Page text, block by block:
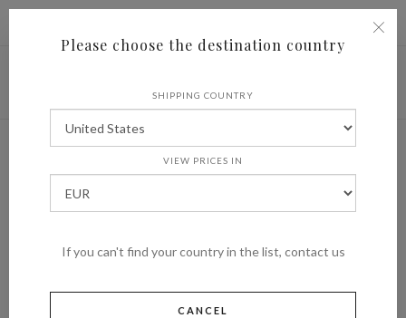
Cookie Policy
HOME COOKIE POLICY
Please choose the destination country
SHIPPING COUNTRY
VIEW PRICES IN
If you can't find your country in the list, contact us
CANCEL